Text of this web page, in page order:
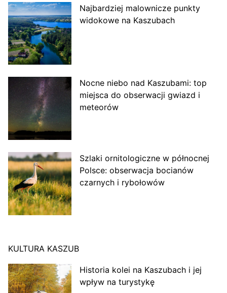
Najbardziej malownicze punkty
widokowe na Kaszubach
Nocne niebo nad Kaszubami: top
miejsca do obserwacji gwiazd i
meteorów
Szlaki ornitologiczne w północnej
Polsce: obserwacja bocianów
czarnych i rybołowów
KULTURA KASZUB
Historia kolei na Kaszubach i jej
wpływ na turystykę